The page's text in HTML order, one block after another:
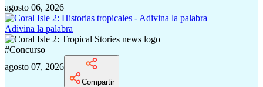
agosto 06, 2026
Adivina la palabra
#Concurso
agosto 07, 2026
Compartir